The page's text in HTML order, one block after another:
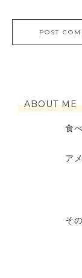
ABOUT ME
食
ア
そ